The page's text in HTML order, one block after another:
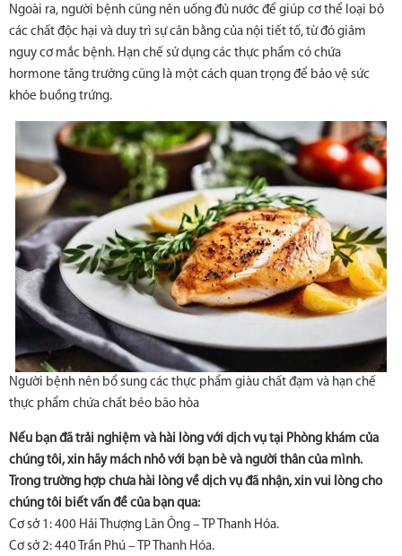
Ngoài ra, người bệnh cũng nên uống đủ nước để giúp cơ thể loại bỏ
các chất độc hại và duy trì sự cân bằng của nội tiết tố, từ đó giảm
nguy cơ mắc bệnh. Hạn chế sử dụng các thực phẩm có chứa
hormone tăng trưởng cũng là một cách quan trọng để bảo vệ sức
khỏe buồng trứng.
Người bệnh nên bổ sung các thực phẩm giàu chất đạm và hạn chế
thực phẩm chứa chất béo bão hòa
Nếu bạn đã trải nghiệm và hài lòng với dịch vụ tại Phòng khám của
chúng tôi, xin hãy mách nhỏ với bạn bè và người thân của mình.
Trong trường hợp chưa hài lòng về dịch vụ đã nhận, xin vui lòng cho
chúng tôi biết vấn đề của bạn qua:
Cơ sở 1: 400 Hải Thượng Lãn Ông – TP Thanh Hóa.
Cơ sở 2: 440 Trần Phú – TP Thanh Hóa.